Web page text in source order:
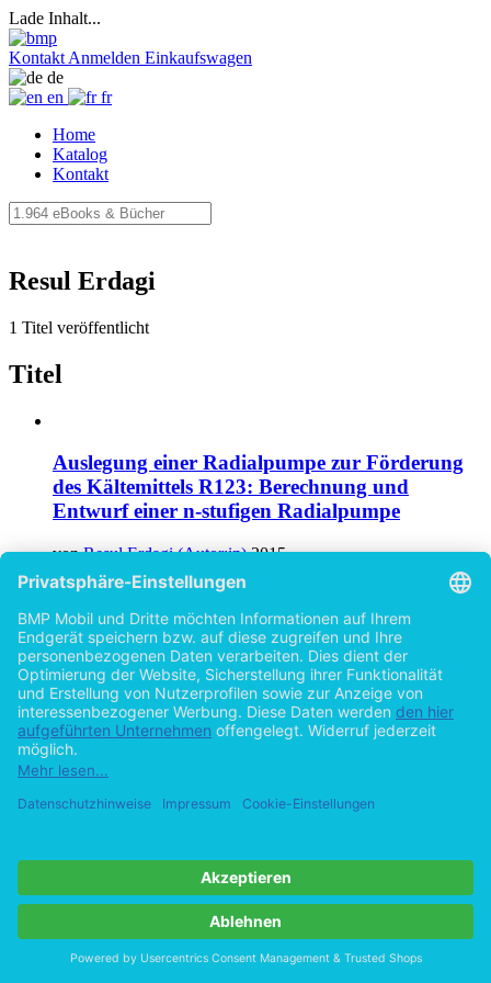
Lade Inhalt...
Kontakt Anmelden Einkaufswagen
de
en
fr
Home
Katalog
Kontakt
Resul Erdagi
1 Titel veröffentlicht
Titel
Auslegung einer Radialpumpe zur Förderung
des Kältemittels R123: Berechnung und
Entwurf einer n-stufigen Radialpumpe
vonResul Erdagi (Autor:in) 2015
©2012 Bachelorarbeit
Hilfe/FAQ
Impressum
Datenschutz
AGB
Vertrag widerrufen
Zur Desktop-Version
Copyright ©Imprint in der Bedey & Thoms Media GmbH
byOpen Publishing